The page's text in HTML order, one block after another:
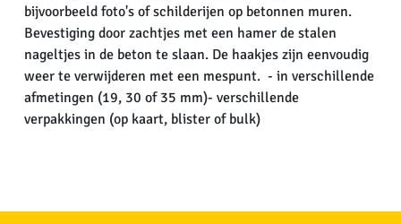
bijvoorbeeld foto's of schilderijen op betonnen muren.
Bevestiging door zachtjes met een hamer de stalen
nageltjes in de beton te slaan. De haakjes zijn eenvoudig
weer te verwijderen met een mespunt. - in verschillende
afmetingen (19, 30 of 35 mm)- verschillende
verpakkingen (op kaart, blister of bulk)